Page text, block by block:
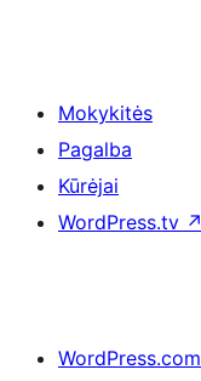
Mokykitės
Pagalba
Kūrėjai
WordPress.tv ↗
WordPress.com